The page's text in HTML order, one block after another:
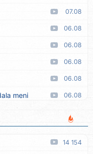
07.08
06.08
06.08
06.08
06.08
meni 06.08
06.08
06.08
14 154